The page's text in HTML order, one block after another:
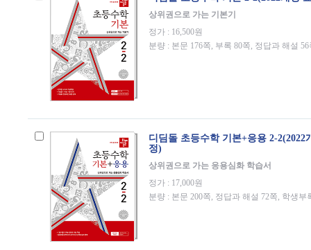
상위권으로 가는 기본기
정가 : 16,500원
분량 : 본문 176쪽, 부록 80쪽, 정답과 해설 56
디딤돌 초등수학 기본+응용 2-2(2022
정)
상위권으로 가는 응용심화 학습서
정가 : 17,000원
분량 : 본문 200쪽, 정답과 해설 72쪽, 학생부